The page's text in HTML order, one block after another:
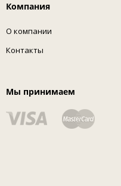
Компания
О компании
Контакты
Мы принимаем